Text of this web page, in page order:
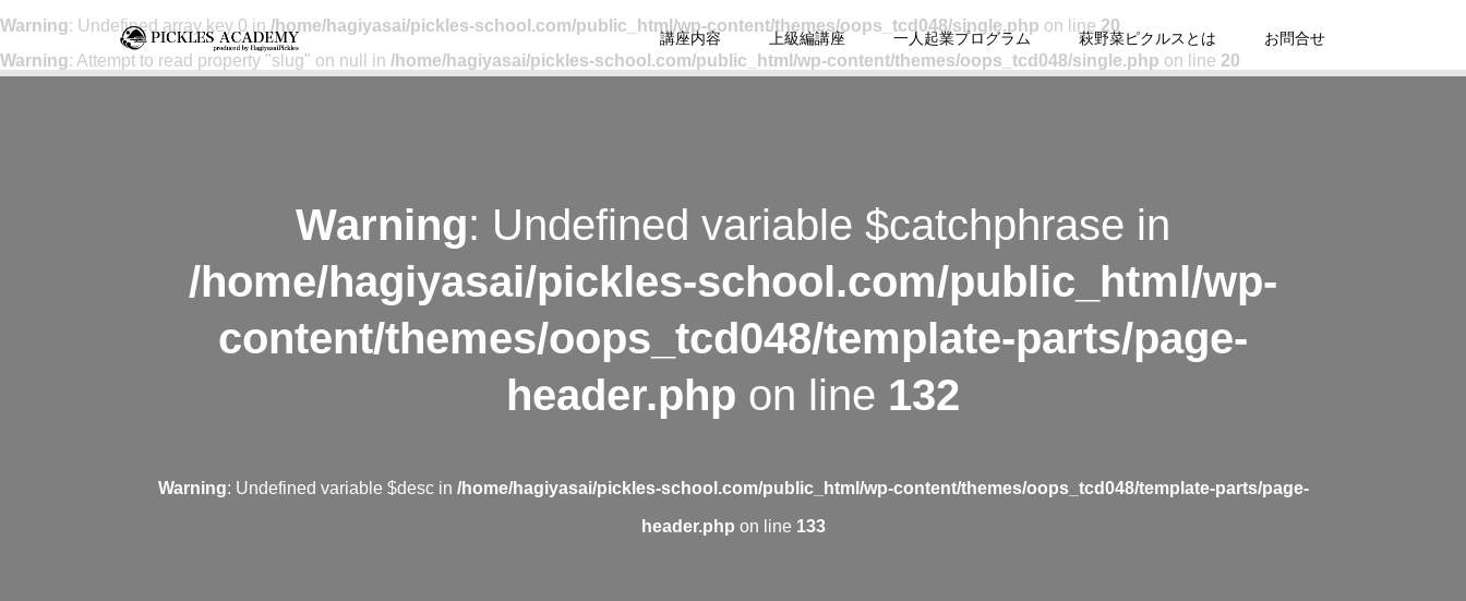
講座内容 上級編講座 一人起業プログラム 萩野菜ピクルスとは お問合せ
Warning: Undefined array key 0 in /home/hagiyasai/pickles-school.com/public_html/wp-content/themes/oops_tcd048/single.php on line 20
Warning: Attempt to read property "slug" on null in /home/hagiyasai/pickles-school.com/public_html/wp-content/themes/oops_tcd048/single.php on line 20
Warning: Undefined variable $catchphrase in
/home/hagiyasai/pickles-school.com/public_html/wp-
content/themes/oops_tcd048/template-parts/page-
header.php on line 132
Warning: Undefined variable $desc in /home/hagiyasai/pickles-school.com/public_html/wp-content/themes/oops_tcd048/template-parts/page-
header.php on line 133